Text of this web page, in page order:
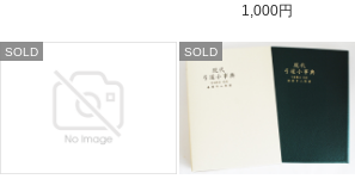
1,000円
SOLD SOLD